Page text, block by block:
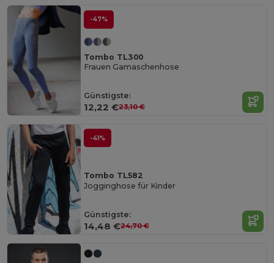
-47%
Tombo TL300
Frauen Gamaschenhose
Günstigste:
12,22 €23,10 €
-41%
Tombo TL582
Jogginghose für Kinder
Günstigste:
14,48 €24,70 €